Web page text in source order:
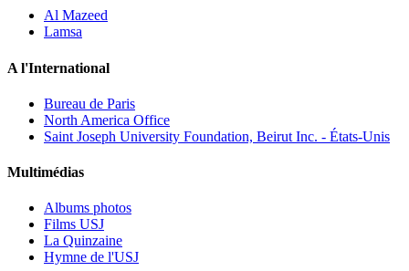
Al Mazeed
Lamsa
A l'International
Bureau de Paris
North America Office
Saint Joseph University Foundation, Beirut Inc. - États-Unis
Multimédias
Albums photos
Films USJ
La Quinzaine
Hymne de l'USJ